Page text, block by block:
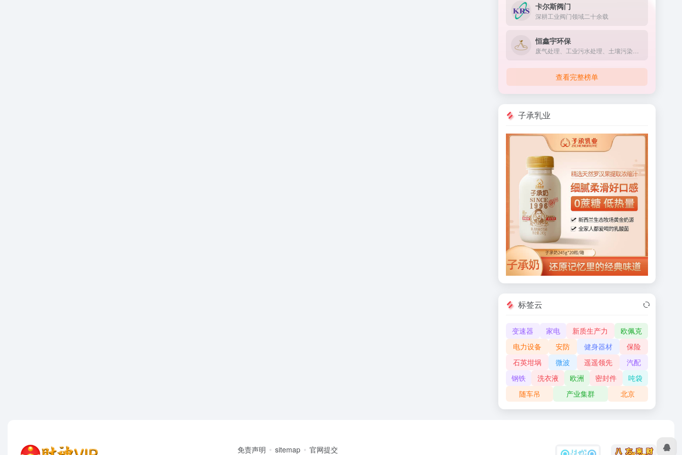
卡尔斯阀门
深耕工业阀门领域二十余载
恒鑫宇环保
查看完整榜单
子承乳业
标签云
变速器 家电 新质生产力
欧佩克
电力设备
安防 健身器材
保险
石英坩埚
微波 遥遥领先
汽配
钢铁
洗衣液 欧洲 密封件
吨袋
随车吊
产业集群 北京
免责声明 sitemap 官网提交